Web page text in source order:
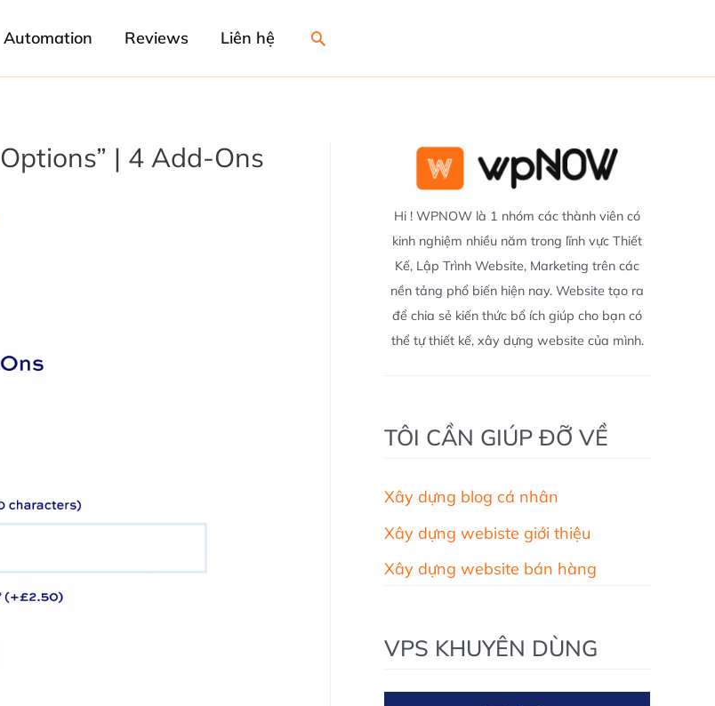
Automation Reviews Liên hệ Search
| 4 Add-Ons
Hi ! WPNOW là 1 nhóm các thành viên có
kinh nghiệm nhiều năm trong lĩnh vực Thiết
Kế, Lập Trình Website, Marketing trên các
nền tảng phổ biến hiện nay. Website tạo ra
để chia sẻ kiến thức bổ ích giúp cho bạn có
thể tự thiết kế, xây dựng website của mình.
TÔI CẦN GIÚP ĐỠ VỀ
Xây dựng blog cá nhân
Xây dựng webiste giới thiệu
Xây dựng website bán hàng
VPS KHUYÊN DÙNG